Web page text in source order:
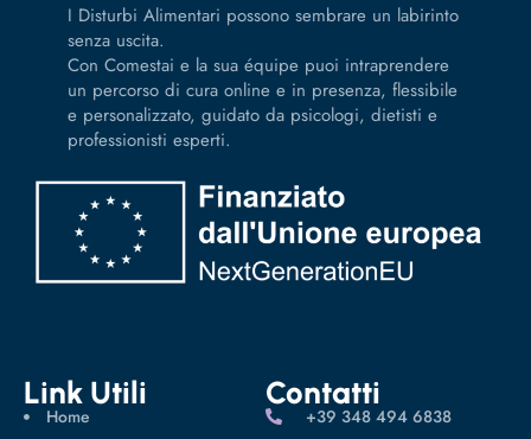
I Disturbi Alimentari possono sembrare un labirinto
senza uscita.
Con Comestai e la sua équipe puoi intraprendere
un percorso di cura online e in presenza, flessibile
e personalizzato, guidato da psicologi, dietisti e
professionisti esperti.
Link Utili
Home
Contatti
‪+39 348 494 6838